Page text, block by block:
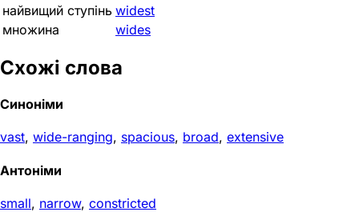
найвищий ступінь widest
множина
wides
Схожі слова
Синоніми
vast, wide-ranging, spacious, broad, extensive
Антоніми
small, narrow, constricted